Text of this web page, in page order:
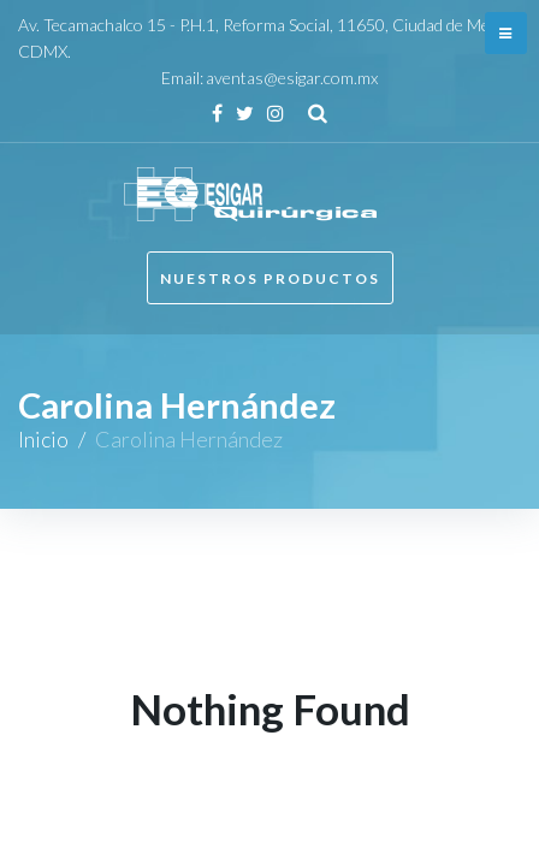
SkipAv. Tecamachalco 15 - P.H.1, Reforma Social, 11650, Ciudad de México,
CDMX.
Email:aventas@esigar.com.mx
Facebook
TwitterInstagram
NUESTROS PRODUCTOS
Carolina Hernández
Inicio / Carolina Hernández
Nothing Found